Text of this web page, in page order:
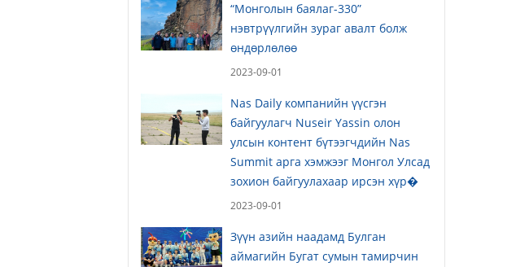
“Монголын баялаг-330”
нэвтрүүлгийн зураг авалт болж
өндөрлөлөө
2023-09-01
Nas Daily компанийн үүсгэн
байгуулагч Nuseir Yassin олон
улсын контент бүтээгчдийн Nas
Summit арга хэмжээг Монгол Улсад
зохион байгуулахаар ирсэн хүр�
2023-09-01
Зүүн азийн наадамд Булган
аймагийн Бугат сумын тамирчин